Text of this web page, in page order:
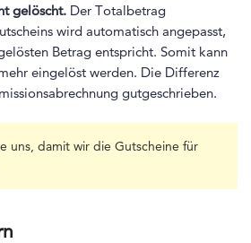
gelöscht. Der Totalbetrag
wird automatisch angepasst,
Betrag entspricht. Somit kann
eingelöst werden. Die Differenz
gutgeschrieben.
uns, damit wir die Gutscheine für